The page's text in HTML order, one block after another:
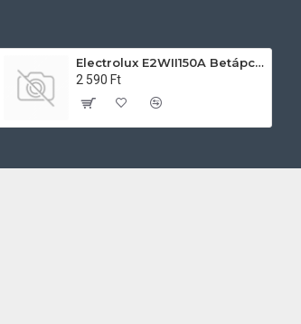
Electrolux E2WII150A Betápcső mosógéphez és mosogatógéphez
2 590 Ft